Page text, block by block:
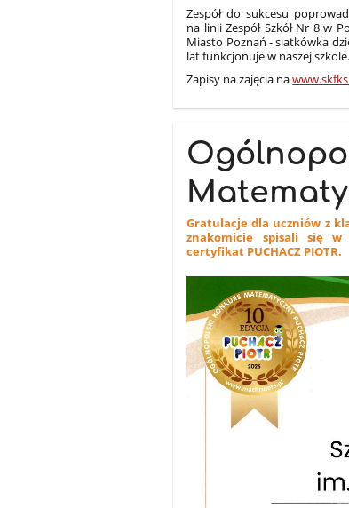
Zespół do sukcesu
na linii Zespół Szkół Nr 8 w
Miasto Poznań - siatkówka
lat funkcjonuje w naszej szkole.
Zapisy na zajęcia na
Gratulacje dla uczniów z
znakomicie spisali się w
certyfikat PUCHACZ PIOTR.